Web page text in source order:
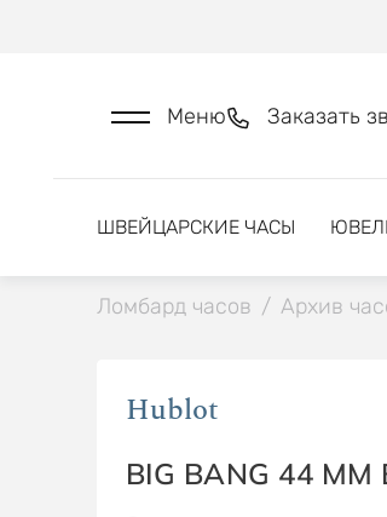
Меню Заказать
ШВЕЙЦАРСКИЕ ЧАСЫ
Ломбард часов / Архив
Hublot
BIG BANG 44 MM